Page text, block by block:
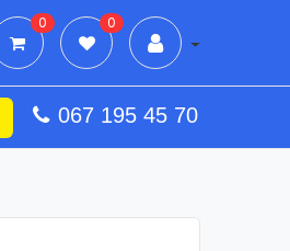
0 0
067 195 45 70